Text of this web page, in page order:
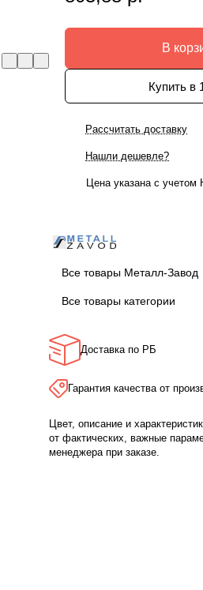
В
Купить в
Рассчитать доставку
Нашли дешевле?
Цена указана с учетом
Все товары Металл-Завод
Все товары категории
Доставка по РБ
Гарантия качества от
Цвет, описание и
от фактических, важные
менеджера при заказе.